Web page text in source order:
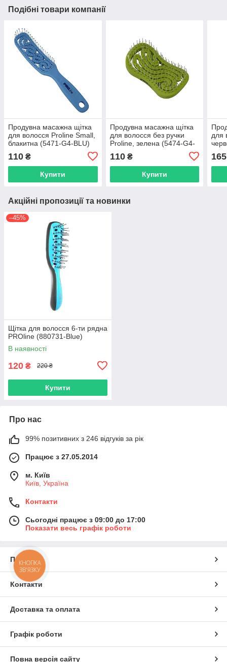
Подібні товари компанії
Продувна масажна щітка
для волосся Proline Small,
блакитна (5471-G4-BLU)
110 ₴
Купити
Продувна масажна щітка
для волосся без ручки
Proline, зелена (5474-G4-
110₴
Купити
для
165
Акційні пропозиції та новинки
–45%
Щітка для волосся 6-ти рядна
PROline (880731-Blue)
В наявності
120 ₴ 220 ₴
Купити
Про нас
99% позитивних з 246 відгуків за рік
Працює з 27.05.2014
м. Київ
Київ, Україна
Контакти
Сьогодні працює з 09:00 до 17:00
Показати весь графік роботи
Про нас
Контакти
Доставка та оплата
Графік роботи
Повна версія сайту
КНОПКА
ЗВ'ЯЗКУ